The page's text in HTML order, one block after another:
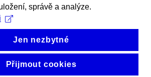
správě a analýze.
Jen nezbytné
Přijmout cookies